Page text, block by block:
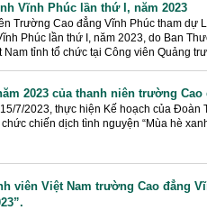
Vĩnh Phúc lần thứ I, năm 2023
Trường Cao đẳng Vĩnh Phúc tham dự
Phúc lần thứ I, năm 2023, do Ban
Nam tỉnh tổ chức tại Công viên Quảng
2023 của thanh niên trường
7/2023, thực hiện Kế hoạch của
chiến dịch tình nguyện “Mùa hè
viên Việt Nam trường Cao đẳng